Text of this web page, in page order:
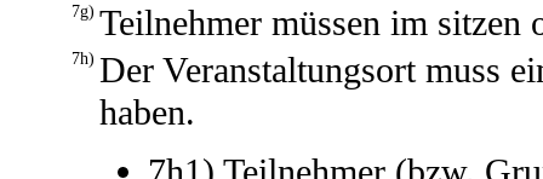
7g) Teilnehmer müssen im sitzen
7h) Der Veranstaltungsort muss
haben.